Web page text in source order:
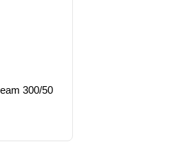
300/50